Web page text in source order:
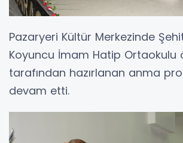
Pazaryeri Kültür Merkezinde
Koyuncu İmam Hatip Ortaokulu
tarafından hazırlanan anma
devam etti.